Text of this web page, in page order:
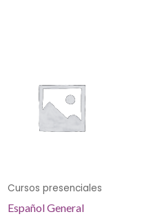
Cursos presenciales
Español General